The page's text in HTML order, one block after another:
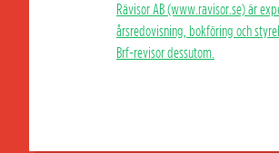
Rävisor AB (www.ravisor.se) är
årsredovisning, bokföring och
Brf-revisor dessutom.